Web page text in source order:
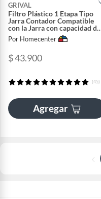
GRIVAL
Filtro Plástico 1 Etapa Tipo
Jarra Contador Compatible
con la Jarra con capacidad de
2,5 Litros
Por Homecenter
$ 43.900
(45)
Agregar